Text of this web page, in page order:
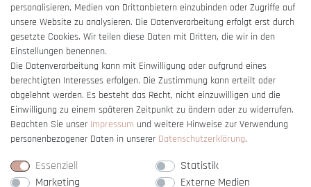
Barrierefreiheitserklärung
Vertrag widerrufen
personalisieren, Medien von Drittanbietern einzubinden oder Zugriffe auf
unsere Website zu analysieren. Die Datenverarbeitung erfolgt erst durch
gesetzte Cookies. Wir teilen diese Daten mit Dritten, die wir in den
Einstellungen benennen.
Die Datenverarbeitung kann mit Einwilligung oder aufgrund eines
berechtigten Interesses erfolgen. Die Zustimmung kann erteilt oder
abgelehnt werden. Es besteht das Recht, nicht einzuwilligen und die
Einwilligung zu einem späteren Zeitpunkt zu ändern oder zu widerrufen.
Beachten Sie unser Impressum und weitere Hinweise zur Verwendung
personenbezogener Daten in unserer Daten­schutz­erklärung.
Essenziell
Statistik
Marketing
Externe Medien